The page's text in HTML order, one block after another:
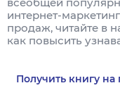
интернет-
продаж, читайте в
как повысить
Получить книгу на